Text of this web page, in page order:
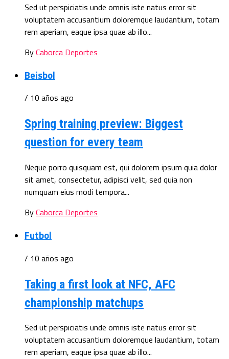
Sed ut perspiciatis unde omnis iste natus error sit
voluptatem accusantium doloremque laudantium, totam
rem aperiam, eaque ipsa quae ab illo...
ByCaborca Deportes
Beisbol
/ 10 años ago
Spring training preview: Biggest
question for every team
Neque porro quisquam est, qui dolorem ipsum quia dolor
sit amet, consectetur, adipisci velit, sed quia non
numquam eius modi tempora...
ByCaborca Deportes
Futbol
/ 10 años ago
Taking a first look at NFC, AFC
championship matchups
Sed ut perspiciatis unde omnis iste natus error sit
voluptatem accusantium doloremque laudantium, totam
rem aperiam, eaque ipsa quae ab illo...